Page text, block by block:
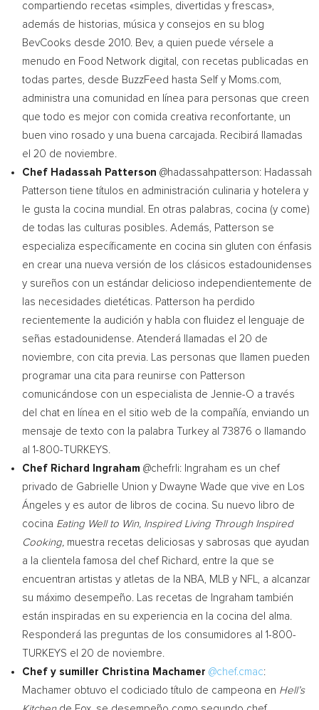
compartiendo recetas «simples, divertidas y frescas»,
además de historias, música y consejos en su blog
BevCooks desde 2010. Bev, a quien puede vérsele a
menudo en Food Network digital, con recetas publicadas en
todas partes, desde BuzzFeed hasta Self y Moms.com,
administra una comunidad en línea para personas que creen
que todo es mejor con comida creativa reconfortante, un
buen vino rosado y una buena carcajada. Recibirá llamadas
el 20 de noviembre.
Chef Hadassah Patterson @hadassahpatterson: Hadassah
Patterson tiene títulos en administración culinaria y hotelera y
le gusta la cocina mundial. En otras palabras, cocina (y come)
de todas las culturas posibles. Además, Patterson se
especializa específicamente en cocina sin gluten con énfasis
en crear una nueva versión de los clásicos estadounidenses
y sureños con un estándar delicioso independientemente de
las necesidades dietéticas. Patterson ha perdido
recientemente la audición y habla con fluidez el lenguaje de
señas estadounidense. Atenderá llamadas el 20 de
noviembre, con cita previa. Las personas que llamen pueden
programar una cita para reunirse con Patterson
comunicándose con un especialista de Jennie-O a través
del chat en línea en el sitio web de la compañía, enviando un
mensaje de texto con la palabra
Turkey al 73876 o llamando
al 1-800-TURKEYS.
Chef Richard Ingraham @chefrli: Ingraham es un chef
privado de Gabrielle Union y Dwayne Wade que vive en Los
Ángeles y es autor de libros de cocina. Su nuevo libro de
cocina Eating Well to Win, Inspired Living Through Inspired
Cooking, muestra recetas deliciosas y sabrosas que ayudan
a la clientela famosa del chef Richard, entre la que se
encuentran artistas y atletas de la NBA, MLB y NFL, a alcanzar
su máximo desempeño. Las recetas de Ingraham también
están inspiradas en su experiencia en la cocina del alma.
Responderá las preguntas de los consumidores al 1-800-
TURKEYS el 20 de noviembre.
Chef y sumiller Christina Machamer @chef.cmac:
Machamer obtuvo el codiciado título de campeona en Hell’s